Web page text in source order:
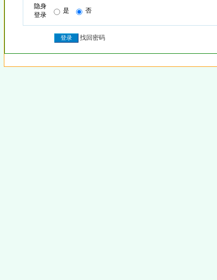
隐身
登录
是 否
找回密码